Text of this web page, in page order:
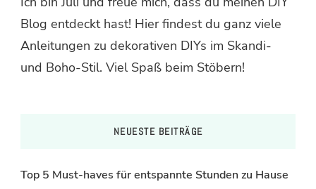
Blog entdeckt hast! Hier findest du ganz viele
Anleitungen zu dekorativen DIYs im Skandi-
und Boho-Stil. Viel Spaß beim Stöbern!
NEUESTE BEITRÄGE
Top 5 Must-haves für entspannte Stunden zu Hause